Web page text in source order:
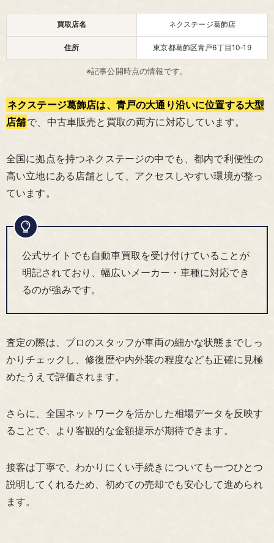
買取店名 ネクステージ葛飾店
住所 東京都葛飾区青戸6丁目10‑19
※記事公開時点の情報です。
ネクステージ葛飾店は、青戸の大通り沿いに位置する大型
店舗で、中古車販売と買取の両方に対応しています。
全国に拠点を持つネクステージの中でも、都内で利便性の
高い立地にある店舗として、アクセスしやすい環境が整っ
ています。
公式サイトでも自動車買取を受け付けていることが
明記されており、幅広いメーカー・車種に対応でき
るのが強みです。
査定の際は、プロのスタッフが車両の細かな状態までしっ
かりチェックし、修復歴や内外装の程度なども正確に見極
めたうえで評価されます。
さらに、全国ネットワークを活かした相場データを反映す
ることで、より客観的な金額提示が期待できます。
接客は丁寧で、わかりにくい手続きについても一つひとつ
説明してくれるため、初めての売却でも安心して進められ
ます。